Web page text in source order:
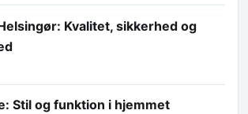
Kvalitet, sikkerhed og
Stil og funktion i hjemmet